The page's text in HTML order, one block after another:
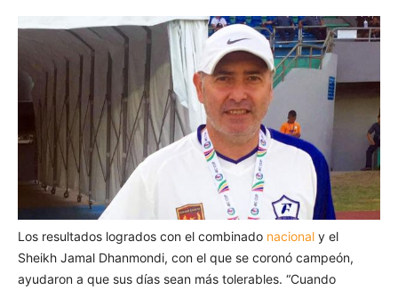
Los resultados logrados con el combinado nacional y el
Sheikh Jamal Dhanmondi, con el que se coronó campeón,
ayudaron a que sus días sean más tolerables. “Cuando